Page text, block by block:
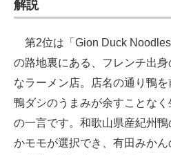
解説
第2位は「Gion Duck Noodles
の路地裏にある、フレンチ出
なラーメン店。店名の通り鴨を
鴨ダシのうまみが余すことな
の一言です。和歌山県産紀州
かモモが選択でき、有田みか